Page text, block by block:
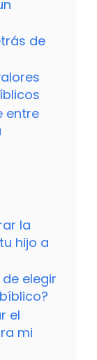
de
entre
la
hijo a
elegir
el
mi